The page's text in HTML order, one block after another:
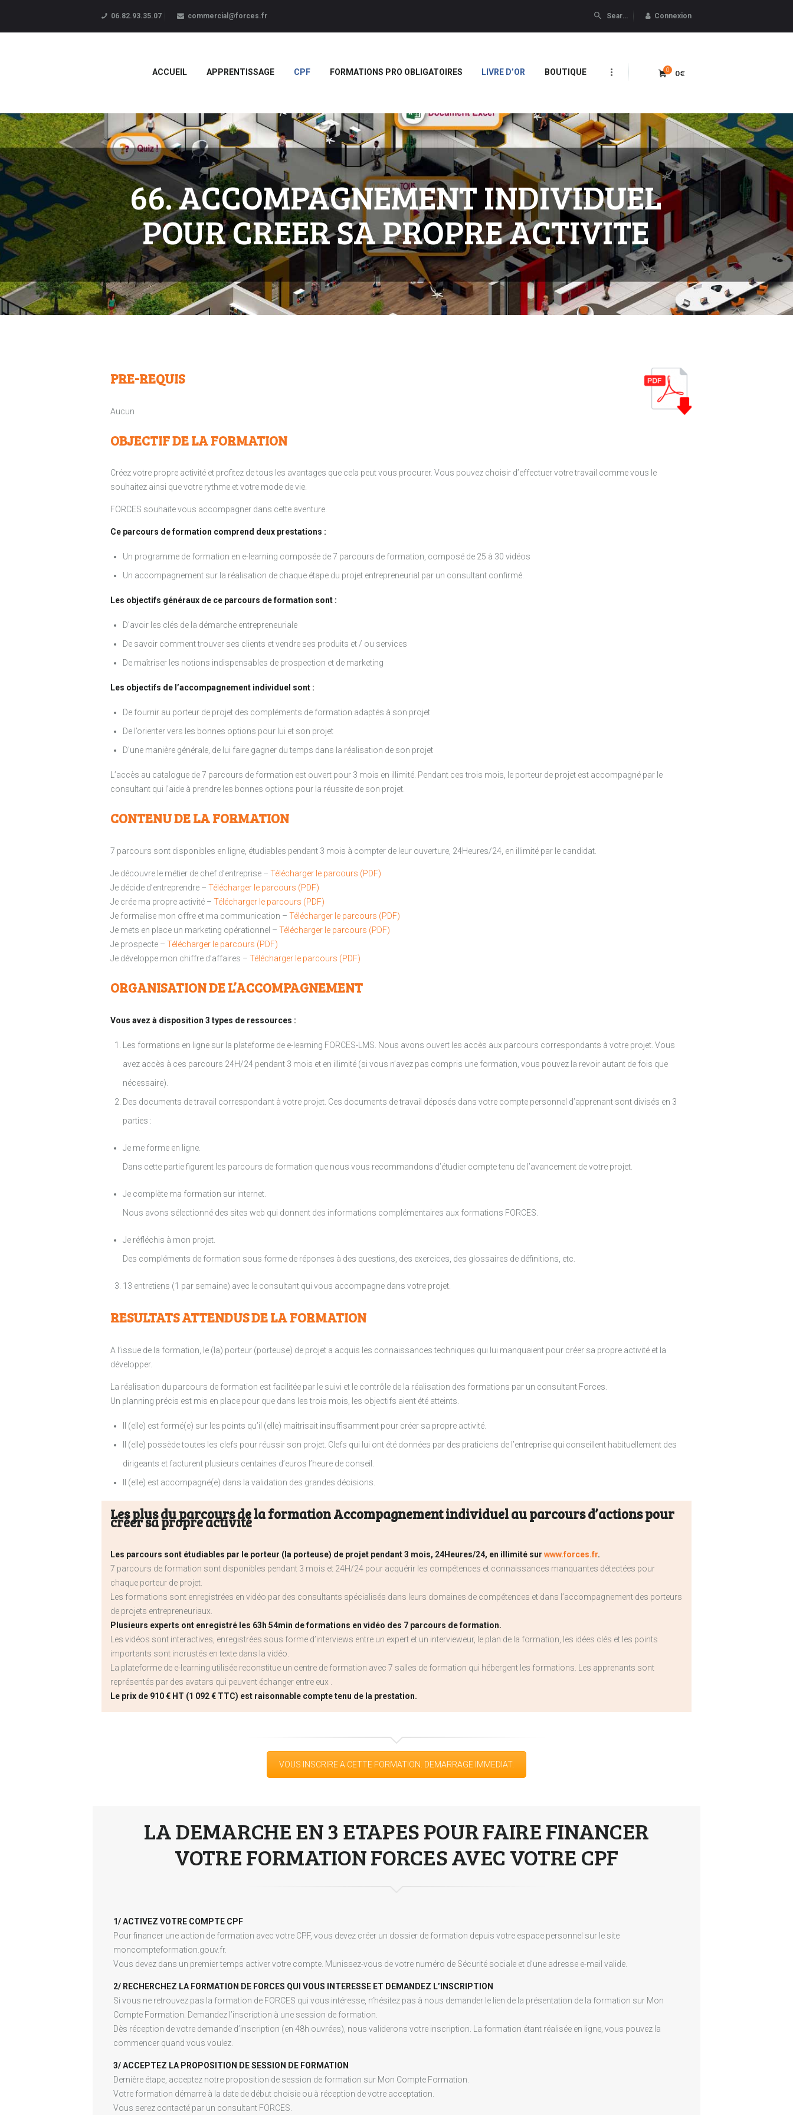
06.82.93.35.07 commercial@forces.fr Connexion
ACCUEIL APPRENTISSAGE CPF FORMATIONS PRO OBLIGATOIRES LIVRE D’OR BOUTIQUE 0€
0
66. ACCOMPAGNEMENT INDIVIDUEL
POUR CREER SA PROPRE ACTIVITE
Forces
APPRENTISSAGE
FORMATIONS PRO
LIVRE D’OR
BOUTIQUE
MARQUE BLANCHE
PRE-REQUIS
Aucun
OBJECTIF DE LA FORMATION
Créez votre propre activité et profitez de tous les avantages que cela peut vous procurer. Vous pouvez choisir d’effectuer votre travail comme vous le
souhaitez ainsi que votre rythme et votre mode de vie.
FORCES souhaite vous accompagner dans cette aventure.
Ce parcours de formation comprend deux prestations :
Un programme de formation en e-learning composée de 7 parcours de formation, composé de 25 à 30 vidéos
Un accompagnement sur la réalisation de chaque étape du projet entrepreneurial par un consultant confirmé.
Les objectifs généraux de ce parcours de formation sont :
D’avoir les clés de la démarche entrepreneuriale
De savoir comment trouver ses clients et vendre ses produits et / ou services
De maîtriser les notions indispensables de prospection et de marketing
Les objectifs de l’accompagnement individuel sont :
De fournir au porteur de projet des compléments de formation adaptés à son projet
De l’orienter vers les bonnes options pour lui et son projet
D’une manière générale, de lui faire gagner du temps dans la réalisation de son projet
L’accès au catalogue de 7 parcours de formation est ouvert pour 3 mois en illimité. Pendant ces trois mois, le porteur de projet est accompagné par le
consultant qui l’aide à prendre les bonnes options pour la réussite de son projet.
CONTENU DE LA FORMATION
7 parcours sont disponibles en ligne, étudiables pendant 3 mois à compter de leur ouverture, 24Heures/24, en illimité par le candidat.
Je découvre le métier de chef d’entreprise – Télécharger le parcours (PDF)
Je décide d’entreprendre – Télécharger le parcours (PDF)
Je crée ma propre activité – Télécharger le parcours (PDF)
Je formalise mon offre et ma communication – Télécharger le parcours (PDF)
Je mets en place un marketing opérationnel – Télécharger le parcours (PDF)
Je prospecte – Télécharger le parcours (PDF)
Je développe mon chiffre d’affaires – Télécharger le parcours (PDF)
ORGANISATION DE L’ACCOMPAGNEMENT
Vous avez à disposition 3 types de ressources :
Les formations en ligne sur la plateforme de e-learning FORCES-LMS. Nous avons ouvert les accès aux parcours correspondants à votre projet. Vous
avez accès à ces parcours 24H/24 pendant 3 mois et en illimité (si vous n’avez pas compris une formation, vous pouvez la revoir autant de fois que
nécessaire).
Des documents de travail correspondant à votre projet. Ces documents de travail déposés dans votre compte personnel d’apprenant sont divisés en 3
parties :
Je me forme en ligne.
Dans cette partie figurent les parcours de formation que nous vous recommandons d’étudier compte tenu de l’avancement de votre projet.
Je complète ma formation sur internet.
Nous avons sélectionné des sites web qui donnent des informations complémentaires aux formations FORCES.
Je réfléchis à mon projet.
Des compléments de formation sous forme de réponses à des questions, des exercices, des glossaires de définitions, etc.
13 entretiens (1 par semaine) avec le consultant qui vous accompagne dans votre projet.
RESULTATS ATTENDUS DE LA FORMATION
A l’issue de la formation, le (la) porteur (porteuse) de projet a acquis les connaissances techniques qui lui manquaient pour créer sa propre activité et la
développer.
La réalisation du parcours de formation est facilitée par le suivi et le contrôle de la réalisation des formations par un consultant Forces.
Un planning précis est mis en place pour que dans les trois mois, les objectifs aient été atteints.
Il (elle) est formé(e) sur les points qu’il (elle) maîtrisait insuffisamment pour créer sa propre activité.
Il (elle) possède toutes les clefs pour réussir son projet. Clefs qui lui ont été données par des praticiens de l’entreprise qui conseillent habituellement des
dirigeants et facturent plusieurs centaines d’euros l’heure de conseil.
Il (elle) est accompagné(e) dans la validation des grandes décisions.
Les plus du parcours de la formation Accompagnement individuel au parcours d’actions pour
créer sa propre activité
Les parcours sont étudiables par le porteur (la porteuse) de projet pendant 3 mois, 24Heures/24, en illimité sur www.forces.fr.
7 parcours de formation sont disponibles pendant 3 mois et 24H/24 pour acquérir les compétences et connaissances manquantes détectées pour
chaque porteur de projet.
Les formations sont enregistrées en vidéo par des consultants spécialisés dans leurs domaines de compétences et dans l’accompagnement des porteurs
de projets entrepreneuriaux.
Plusieurs experts ont enregistré les 63h 54min de formations en vidéo des 7 parcours de formation.
Les vidéos sont interactives, enregistrées sous forme d’interviews entre un expert et un intervieweur, le plan de la formation, les idées clés et les points
importants sont incrustés en texte dans la vidéo.
La plateforme de e-learning utilisée reconstitue un centre de formation avec 7 salles de formation qui hébergent les formations. Les apprenants sont
représentés par des avatars qui peuvent échanger entre eux .
Le prix de 910 € HT (1 092 € TTC) est raisonnable compte tenu de la prestation.
VOUS INSCRIRE A CETTE FORMATION. DEMARRAGE IMMEDIAT.
LA DEMARCHE EN 3 ETAPES POUR FAIRE FINANCER
VOTRE FORMATION FORCES AVEC VOTRE CPF
1/ ACTIVEZ VOTRE COMPTE CPF
Pour financer une action de formation avec votre CPF, vous devez créer un dossier de formation depuis votre espace personnel sur le site
moncompteformation.gouv.fr.
Vous devez dans un premier temps activer votre compte. Munissez-vous de votre numéro de Sécurité sociale et d’une adresse e-mail valide.
2/ RECHERCHEZ LA FORMATION DE FORCES QUI VOUS INTERESSE ET DEMANDEZ L’INSCRIPTION
Si vous ne retrouvez pas la formation de FORCES qui vous intéresse, n’hésitez pas à nous demander le lien de la présentation de la formation sur Mon
Compte Formation. Demandez l’inscription à une session de formation.
Dès réception de votre demande d’inscription (en 48h ouvrées), nous validerons votre inscription. La formation étant réalisée en ligne, vous pouvez la
commencer quand vous voulez.
3/ ACCEPTEZ LA PROPOSITION DE SESSION DE FORMATION
Dernière étape, acceptez notre proposition de session de formation sur Mon Compte Formation.
Votre formation démarre à la date de début choisie ou à réception de votre acceptation.
Vous serez contacté par un consultant FORCES.